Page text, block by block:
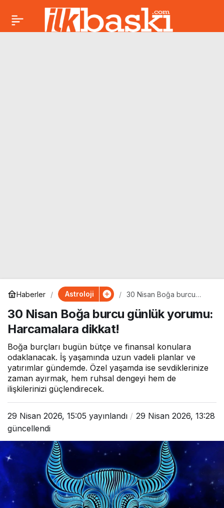
Haberler Astroloji
30 Nisan Boğa burcu
Harcamalara dikkat!
30 Nisan Boğa burcu günlük yorumu:
Harcamalara dikkat!
Boğa burçları bugün bütçe ve finansal konulara
odaklanacak. İş yaşamında uzun vadeli planlar ve
yatırımlar gündemde. Özel yaşamda ise sevdiklerinize
zaman ayırmak, hem ruhsal dengeyi hem de
ilişkilerinizi güçlendirecek.
29 Nisan 2026, 15:05 yayınlandı
29 Nisan 2026, 13:28
güncellendi
30 Nisan 2026 Koç